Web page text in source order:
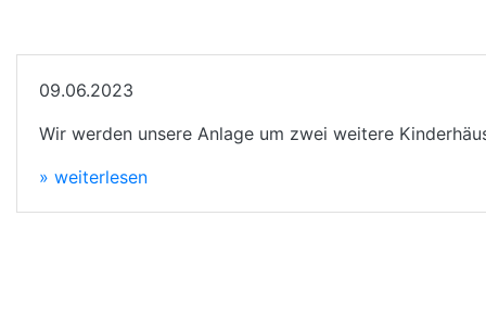
09.06.2023
Wir werden unsere Anlage um zwei weitere
» weiterlesen